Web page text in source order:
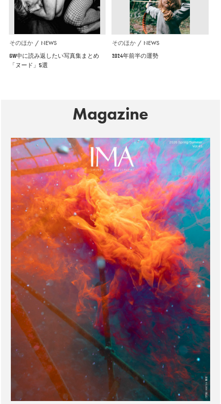
そのほか NEWS
GW中に読み返したい写真集まとめ
「ヌード」5選
そのほか NEWS
2024年前半の運勢
Magazine